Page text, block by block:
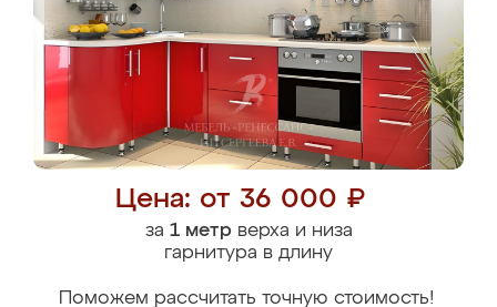
Цена: от 36 000 ₽
за 1 метрверха и низа
гарнитура в длину
Поможем рассчитать точную стоимость!